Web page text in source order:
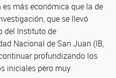
más económica que la de
que se llevó
del Instituto de
Nacional de San Juan (IB,
profundizando los
iniciales pero muy